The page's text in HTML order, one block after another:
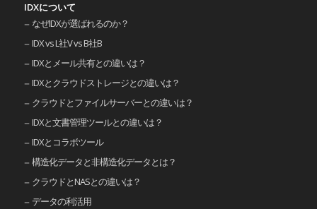
IDXについて
なぜIDXが選ばれるのか？
IDX vs L社V vs B社B
IDXとメール共有との違いは？
IDXとクラウドストレージとの違いは？
クラウドとファイルサーバーとの違いは？
IDXと文書管理ツールとの違いは？
IDXとコラボツール
構造化データと非構造化データとは？
クラウドとNASとの違いは？
データの利活用